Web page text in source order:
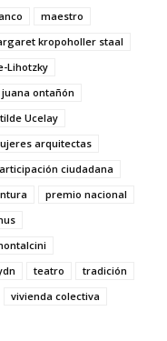
maestro
kropoholler staal
Lihotzky
ontañón
Ucelay
arquitectas
ciudadana
premio nacional
teatro
tradición
vivienda colectiva